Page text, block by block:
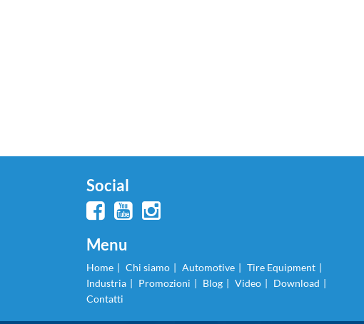
Social
Menu
Home Chi siamo Automotive
Tire Equipment
Industria
Promozioni Blog Video
Download
Contatti